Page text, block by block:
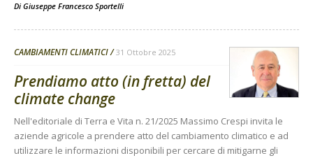
Di Giuseppe Francesco Sportelli
CAMBIAMENTI CLIMATICI 31 Ottobre 2025
Prendiamo atto (in fretta) del
climate change
Nell'editoriale di Terra e Vita n. 21/2025 Massimo Crespi invita le
aziende agricole a prendere atto del cambiamento climatico e ad
utilizzare le informazioni disponibili per cercare di mitigarne gli